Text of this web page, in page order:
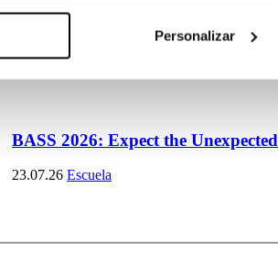
Personalizar
BASS 2026: Expect the Unexpected
23.07.26 Escuela